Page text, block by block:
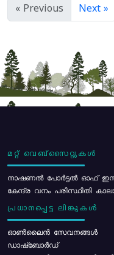
« Previous Next »
മറ്റ് വെബ്സൈറ്റുകൾ
നാഷണൽ പോർട്ടൽ ഓഫ്
കേന്ദ്ര വനം പരിസ്ഥിതി
പ്രധാനപ്പെട്ട ലിങ്കുകൾ
ഓൺലൈൻ സേവനങ്ങൾ
ഡാഷ്ബോർഡ്